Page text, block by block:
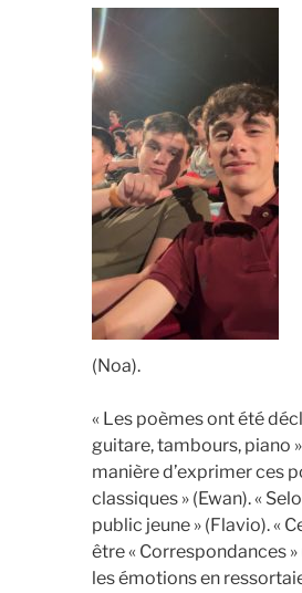
(Noa).
« Les poèmes ont été
guitare, tambours, piano
manière d’exprimer ces
classiques » (Ewan). «
public jeune » (Flavio). «
être « Correspondances
les émotions en